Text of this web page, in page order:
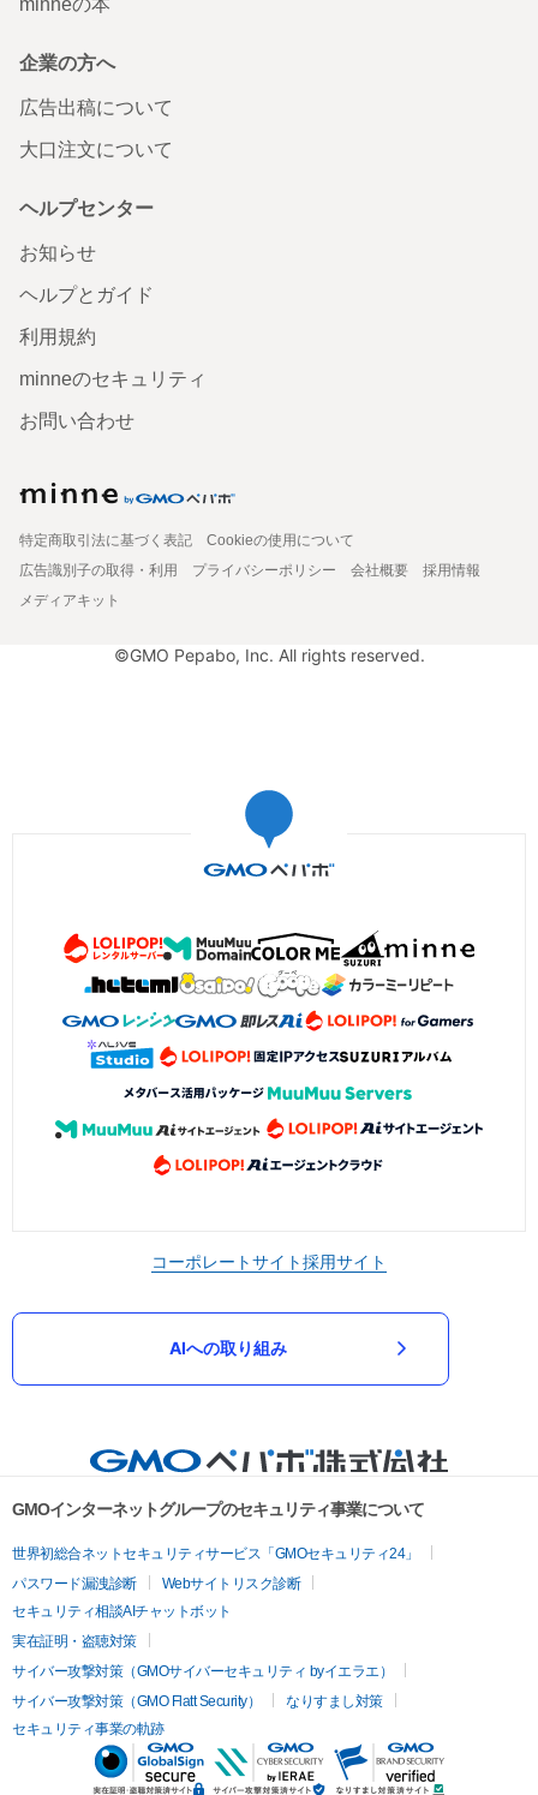
企業の方へ
広告出稿について
大口注文について
ヘルプセンター
お知らせ
ヘルプとガイド
利用規約
minneのセキュリティ
お問い合わせ
特定商取引法に基づく表記
Cookieの使用について
広告識別子の取得・利用
プライバシーポリシー 会社概要
採用情報
メディアキット
©GMO Pepabo, Inc. All rights reserved.
コーポレートサイト採用サイト
AIへの取り組み
GMOインターネットグループのセキュリティ事業について
世界初総合ネットセキュリティサービス「GMOセキュリティ24」
パスワード漏洩診断
Webサイトリスク診断
セキュリティ相談AIチャットボット
実在証明・盗聴対策
サイバー攻撃対策（GMOサイバーセキュリティ byイエラエ）
サイバー攻撃対策（GMO Flatt Security）
なりすまし対策
セキュリティ事業の軌跡